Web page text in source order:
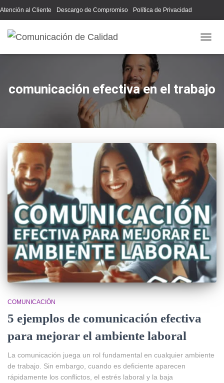
Atención al Cliente Descargo de Compromiso Política de Privacidad
Acerca de Nosotros
comunicación efectiva en el trabajo
COMUNICACIÓN
5 ejemplos de comunicación efectiva
para mejorar el ambiente laboral
La comunicación juega un rol fundamental en cualquier ambiente
de trabajo. Sin embargo, cuando es deficiente aparecen
rápidamente los conflictos, el estrés laboral y la baja